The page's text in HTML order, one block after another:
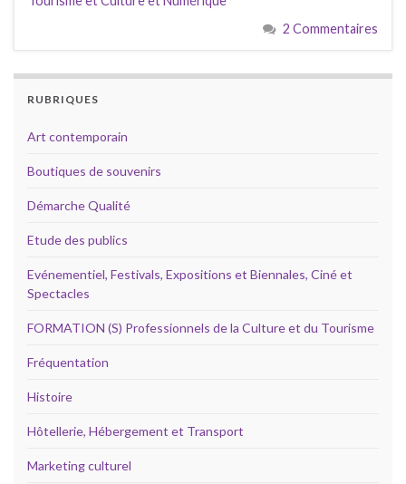
2 Commentaires
RUBRIQUES
Art contemporain
Boutiques de souvenirs
Démarche Qualité
Etude des publics
Evénementiel, Festivals, Expositions et Biennales, Ciné et
Spectacles
FORMATION (S) Professionnels de la Culture et du Tourisme
Fréquentation
Histoire
Hôtellerie, Hébergement et Transport
Marketing culturel